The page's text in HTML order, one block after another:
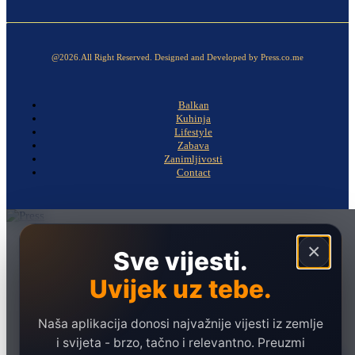
@2026.All Right Reserved. Designed and Developed by Press.co.me
Balkan
Kuhinja
Lifestyle
Zabava
Zanimljivosti
Contact
×
Sve vijesti.
Uvijek uz tebe.
Naša aplikacija donosi najvažnije vijesti iz zemlje
i svijeta - brzo, tačno i relevantno. Preuzmi
Ekonomija